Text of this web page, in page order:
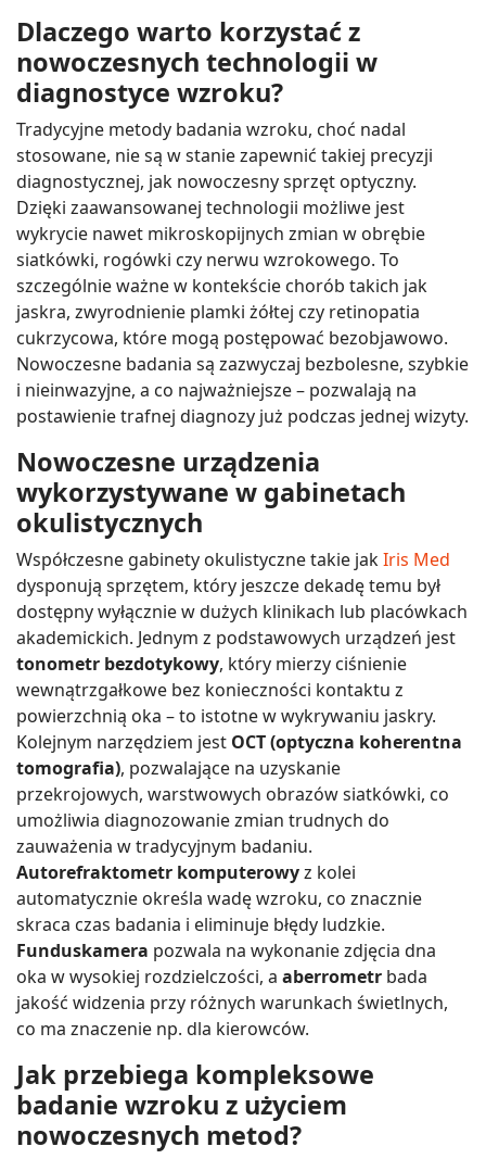
Dlaczego warto korzystać z
nowoczesnych technologii w
diagnostyce wzroku?
Tradycyjne metody badania wzroku, choć nadal
stosowane, nie są w stanie zapewnić takiej precyzji
diagnostycznej, jak nowoczesny sprzęt optyczny.
Dzięki zaawansowanej technologii możliwe jest
wykrycie nawet mikroskopijnych zmian w obrębie
siatkówki, rogówki czy nerwu wzrokowego. To
szczególnie ważne w kontekście chorób takich jak
jaskra, zwyrodnienie plamki żółtej czy retinopatia
cukrzycowa, które mogą postępować bezobjawowo.
Nowoczesne badania są zazwyczaj bezbolesne, szybkie
i nieinwazyjne, a co najważniejsze – pozwalają na
postawienie trafnej diagnozy już podczas jednej wizyty.
Nowoczesne urządzenia
wykorzystywane w gabinetach
okulistycznych
Współczesne gabinety okulistyczne takie jakIris Med
dysponują sprzętem, który jeszcze dekadę temu był
dostępny wyłącznie w dużych klinikach lub placówkach
akademickich. Jednym z podstawowych urządzeń jest
tonometr bezdotykowy, który mierzy ciśnienie
wewnątrzgałkowe bez konieczności kontaktu z
powierzchnią oka – to istotne w wykrywaniu jaskry.
Kolejnym narzędziem jest OCT (optyczna koherentna
tomografia), pozwalające na uzyskanie
przekrojowych, warstwowych obrazów siatkówki, co
umożliwia diagnozowanie zmian trudnych do
zauważenia w tradycyjnym badaniu.
Autorefraktometr komputerowyz kolei
automatycznie określa wadę wzroku, co znacznie
skraca czas badania i eliminuje błędy ludzkie.
Funduskamera pozwala na wykonanie zdjęcia dna
oka w wysokiej rozdzielczości, a aberrometr bada
jakość widzenia przy różnych warunkach świetlnych,
co ma znaczenie np. dla kierowców.
Jak przebiega kompleksowe
badanie wzroku z użyciem
nowoczesnych metod?